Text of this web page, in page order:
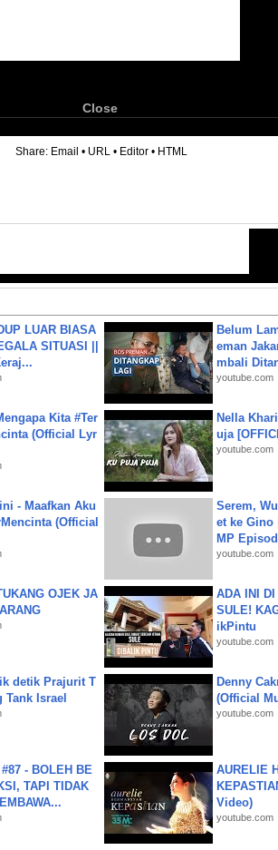
Close
Share: Email • URL • Editor • HTML
LUAR BIASA
SITUASI ||
Belum
eman
mbali
youtube.com
Kita #Ter
(Official Lyr
Nella
uja
youtube.com
- Maafkan Aku
(Official
Serem,
et ke Gino
MP
youtube.com
OJEK JA
ADA INI DI
SULE!
ikPintu
youtube.com
detik Prajurit T
Tank Israel
Denny
(Official
youtube.com
- BOLEH BE
TAPI TIDAK
AURELIE
Video)
youtube.com